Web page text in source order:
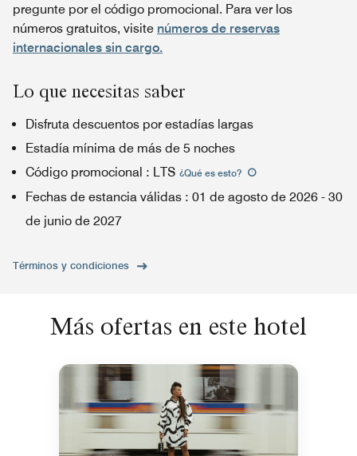
pregunte por el código promocional. Para ver los
números gratuitos, visite números de reservas
internacionales sin cargo.
Lo que necesitas saber
Disfruta descuentos por estadías largas
Estadía mínima de más de 5 noches
Código promocional : LTS ¿Qué es esto?
Fechas de estancia válidas : 01 de agosto de 2026 - 30
de junio de 2027
Términos y condiciones
Más ofertas en este hotel